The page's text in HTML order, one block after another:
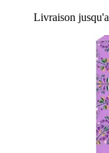
Livraison